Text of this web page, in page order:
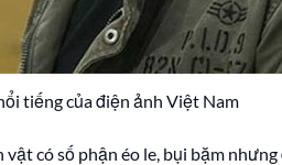
tiếng của điện ảnh Việt Nam
có số phận éo le, bụi bặm